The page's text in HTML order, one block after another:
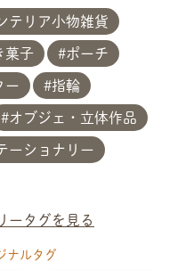
テリア小物雑貨
菓子 ポーチ
ー 指輪
オブジェ・立体作品
ーショナリー
ータグを見る
ナルタグ